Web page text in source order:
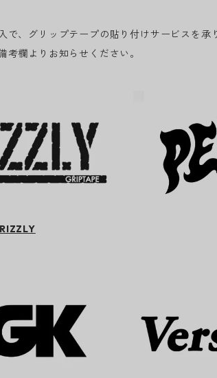
、グリップテープの貼り付けサービスを承
考欄よりお知らせください。